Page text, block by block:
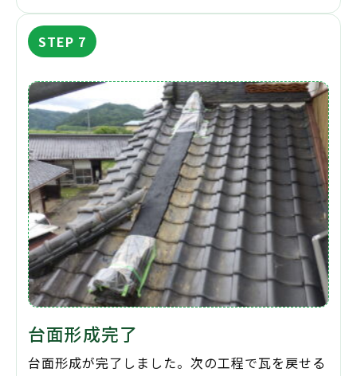
STEP 7
台面形成完了
台面形成が完了しました。次の工程で瓦を戻せる